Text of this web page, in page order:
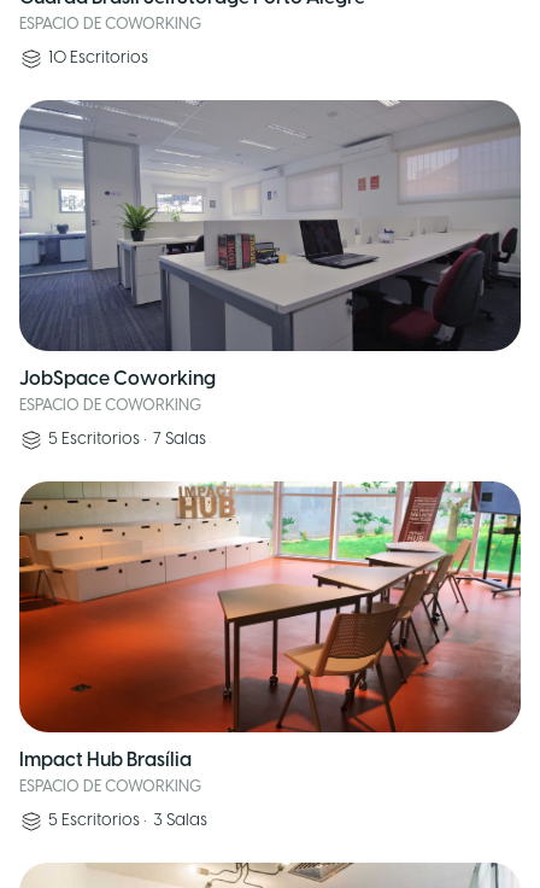
ESPACIO DE COWORKING
10 Escritorios
JobSpace Coworking
ESPACIO DE COWORKING
5 Escritorios • 7 Salas
Impact Hub Brasília
ESPACIO DE COWORKING
5 Escritorios • 3 Salas